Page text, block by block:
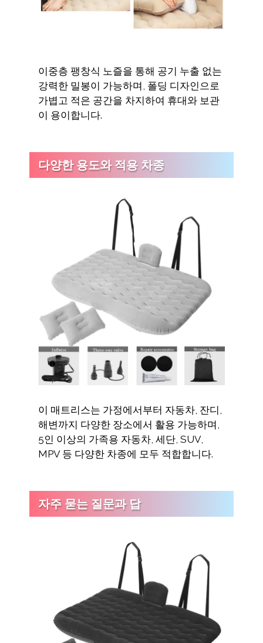
이중층 팽창식 노즐을 통해 공기 누출 없는
강력한 밀봉이 가능하며, 폴딩 디자인으로
가볍고 적은 공간을 차지하여 휴대와 보관
이 용이합니다.
다양한 용도와 적용 차종
이 매트리스는 가정에서부터 자동차, 잔디,
해변까지 다양한 장소에서 활용 가능하며,
5인 이상의 가족용 자동차, 세단, SUV,
MPV 등 다양한 차종에 모두 적합합니다.
자주 묻는 질문과 답